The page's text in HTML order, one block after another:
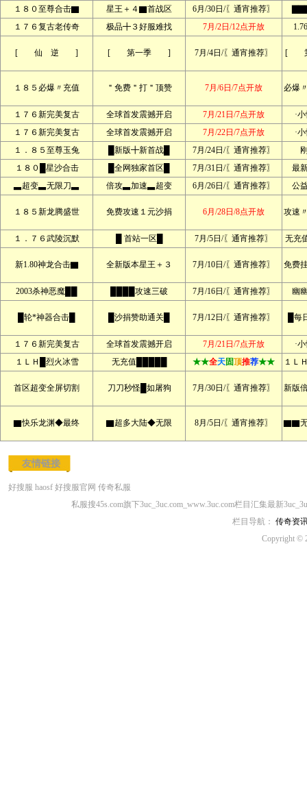
１８０至尊合击▇
星王＋４▇首战区 6月/30日/〖通宵推荐〗
１７６复古老传奇
极品╋３好服难找 7月/2日/12点开放
[ 仙 逆 ] [ 第一季 ] 7月/4日/〖通宵推荐〗 [
１８５必爆〃充值 ＂免费＂打＂顶赞 7月/6日/7点开放 必爆
１７６新完美复古 全球首发震撼开启 7月/21日/7点开放
·
１７６新完美复古
全球首发震撼开启 7月/22日/7点开放
·
１．８５至尊玉兔
█新版╋新首战█ 7月/24日/〖通宵推荐〗
１８０█星沙合击
█全网独家首区█ 7月/31日/〖通宵推荐〗
最
▃超变▃无限刀▃
倍攻▃加速▃超变 6月/26日/〖通宵推荐〗 公
１８５新龙腾盛世 免费攻速１元沙捐 6月/28日/8点开放 攻速
１．７６武陵沉默 █ 首站一区█ 7月/5日/〖通宵推荐〗 无充
新1.80神龙合击▇ 全新版本星王＋３ 7月/10日/〖通宵推荐〗 免费
2003杀神恶魔██ ████攻速三破 7月/16日/〖通宵推荐〗 幽
█轮*神器合击█ █沙捐赞助通关█ 7月/12日/〖通宵推荐〗 █每
１７６新完美复古 全球首发震撼开启 7月/21日/7点开放
·
１ＬＨ█烈火冰雪
无充值█████ ★★全天固顶推荐★★ １Ｌ
首区超变全屏切割 刀刀秒怪█如屠狗 7月/30日/〖通宵推荐〗 新版
▇快乐龙渊◆最终 ▇超多大陆◆无限 8月/5日/〖通宵推荐〗 ▇▇
友情链接
好搜服 haosf 好搜服官网 传奇私服
私服搜45s.com旗下3uc_3uc.com_www.3uc.com栏目汇集最新
栏目导航： 传奇资
Copyright ©